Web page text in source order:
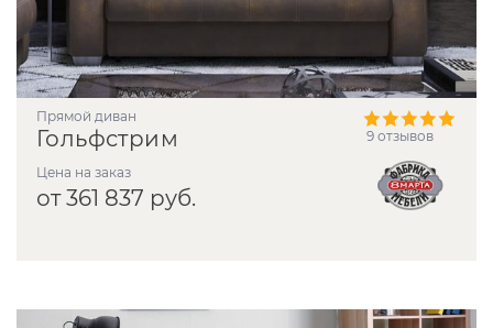
прямой диван
Гольфстрим
Цена на заказ
от 361 837 руб.
9 отзывов